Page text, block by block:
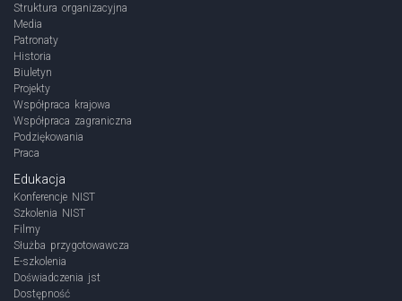
Struktura organizacyjna
Media
Patronaty
Historia
Biuletyn
Projekty
Współpraca krajowa
Współpraca zagraniczna
Podziękowania
Praca
Edukacja
Konferencje NIST
Szkolenia NIST
Filmy
Służba przygotowawcza
E-szkolenia
Doświadczenia jst
Dostępność